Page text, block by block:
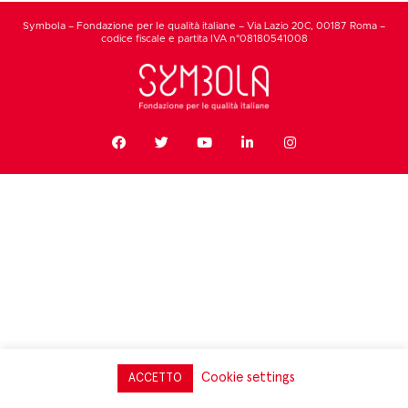
Symbola – Fondazione per le qualità italiane – Via Lazio 20C, 00187 Roma –
codice fiscale e partita IVA n°08180541008
ACCETTO Cookie settings